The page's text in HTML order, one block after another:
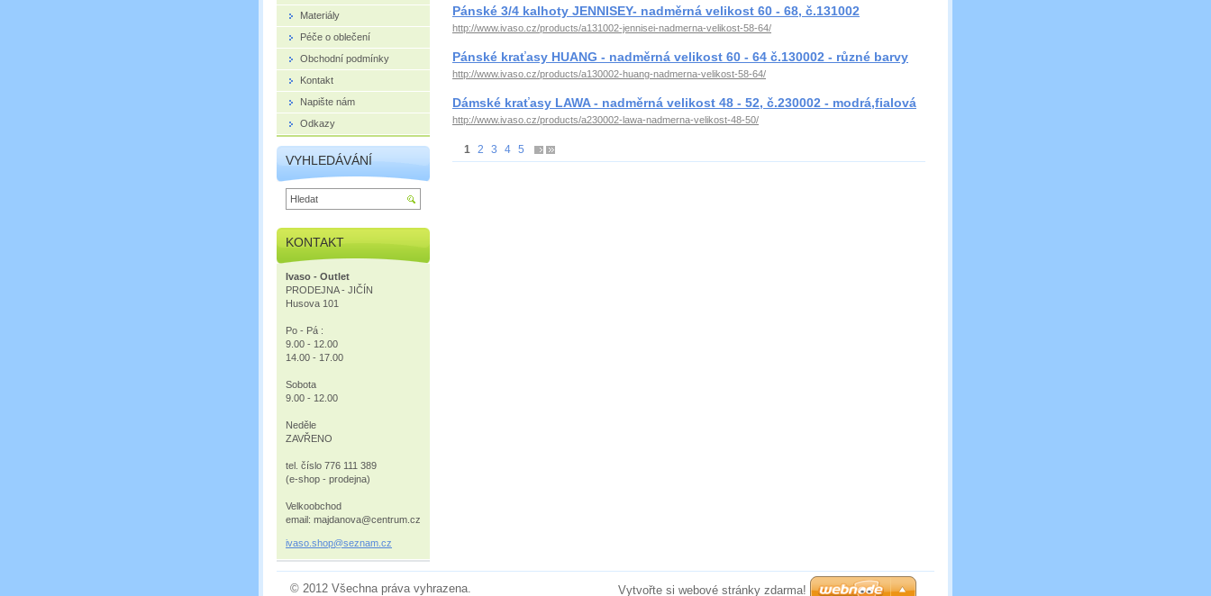
Pánské 3/4 kalhoty JENNISEY- nadměrná velikost 60 - 68, č.131002
http://www.ivaso.cz/products/a131002-jennisei-nadmerna-velikost-58-64/
Pánské kraťasy HUANG - nadměrná velikost 60 - 64 č.130002 - různé barvy
http://www.ivaso.cz/products/a130002-huang-nadmerna-velikost-58-64/
Dámské kraťasy LAWA - nadměrná velikost 48 - 52, č.230002 - modrá,fialová
http://www.ivaso.cz/products/a230002-lawa-nadmerna-velikost-48-50/
1 2 3 4 5
Materiály
Péče o oblečení
Obchodní podmínky
Kontakt
Napište nám
Odkazy
VYHLEDÁVÁNÍ
KONTAKT
Ivaso - Outlet
PRODEJNA - JIČÍN
Husova 101
Po - Pá :
9.00 - 12.00
14.00 - 17.00
Sobota
9.00 - 12.00
Neděle
ZAVŘENO
tel. číslo 776 111 389
(e-shop - prodejna)
Velkoobchod
email: majdanova@centrum.cz
ivaso.shop@seznam.cz
© 2012 Všechna práva vyhrazena. Vytvořte si webové stránky zdarma!